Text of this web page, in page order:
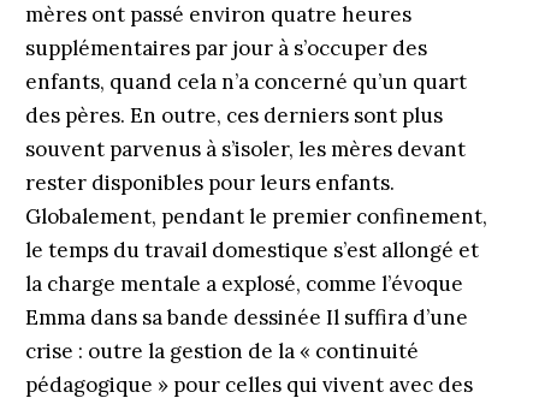
mères ont passé environ quatre heures
supplémentaires par jour à s’occuper des
enfants, quand cela n’a concerné qu’un quart
des pères. En outre, ces derniers sont plus
souvent parvenus à s’isoler, les mères devant
rester disponibles pour leurs enfants.
Globalement, pendant le premier confinement,
le temps du travail domestique s’est allongé et
la charge mentale a explosé, comme l’évoque
Emma dans sa bande dessinée Il suffira d’une
crise : outre la gestion de la « continuité
pédagogique » pour celles qui vivent avec des